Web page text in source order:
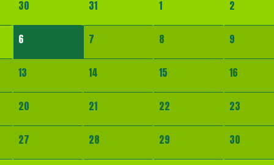
30 31 1 2
6 7 8 9
13 14 15 16
20 21 22 23
27 28 29 30